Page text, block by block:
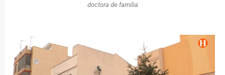
doctora de familia